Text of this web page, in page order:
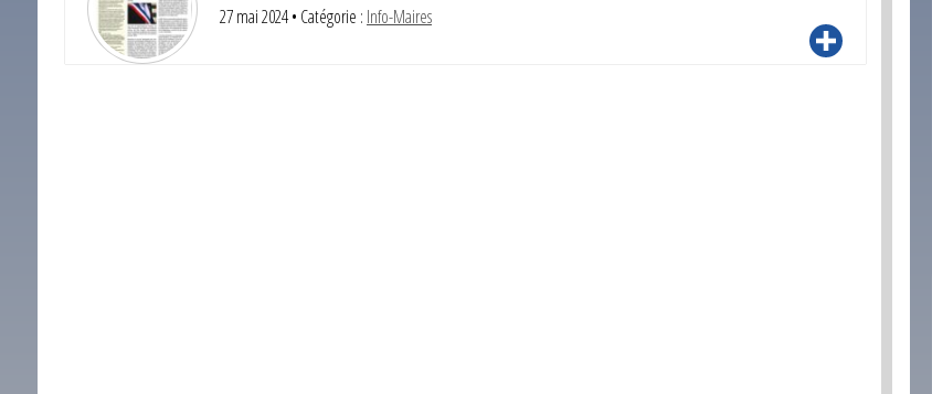
27 mai 2024• Catégorie : Info-Maires